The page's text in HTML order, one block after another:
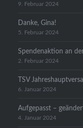
9. Februar 2024
Danke, Gina!
5. Februar 2024
Spendenaktion an
2. Februar 2024
TSV
6. Januar 2024
Aufgepasst –
4. Januar 2024